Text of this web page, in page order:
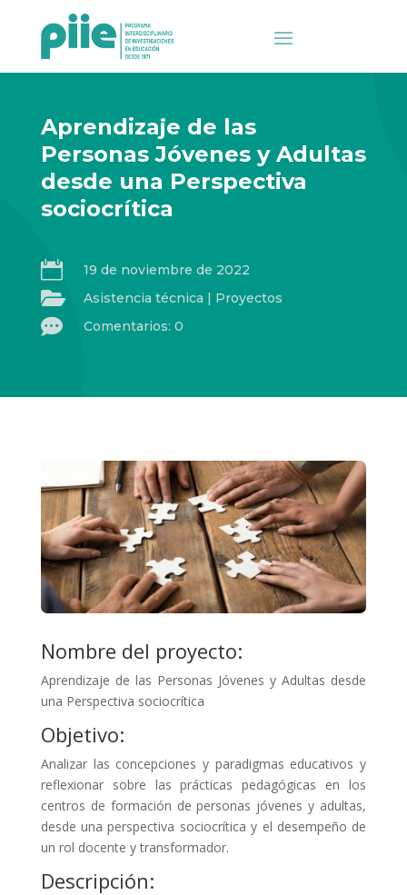
Aprendizaje de las
Personas Jóvenes y Adultas
desde una Perspectiva
sociocrítica
 19 de noviembre de 2022
 Asistencia técnica | Proyectos
 Comentarios: 0
Nombre del proyecto:
Aprendizaje de las Personas Jóvenes y Adultas desde
una Perspectiva sociocrítica
Objetivo:
Analizar las concepciones y paradigmas educativos y
reflexionar sobre las prácticas pedagógicas en los
centros de formación de personas jóvenes y adultas,
desde una perspectiva sociocrítica y el desempeño de
un rol docente y transformador.
Descripción: